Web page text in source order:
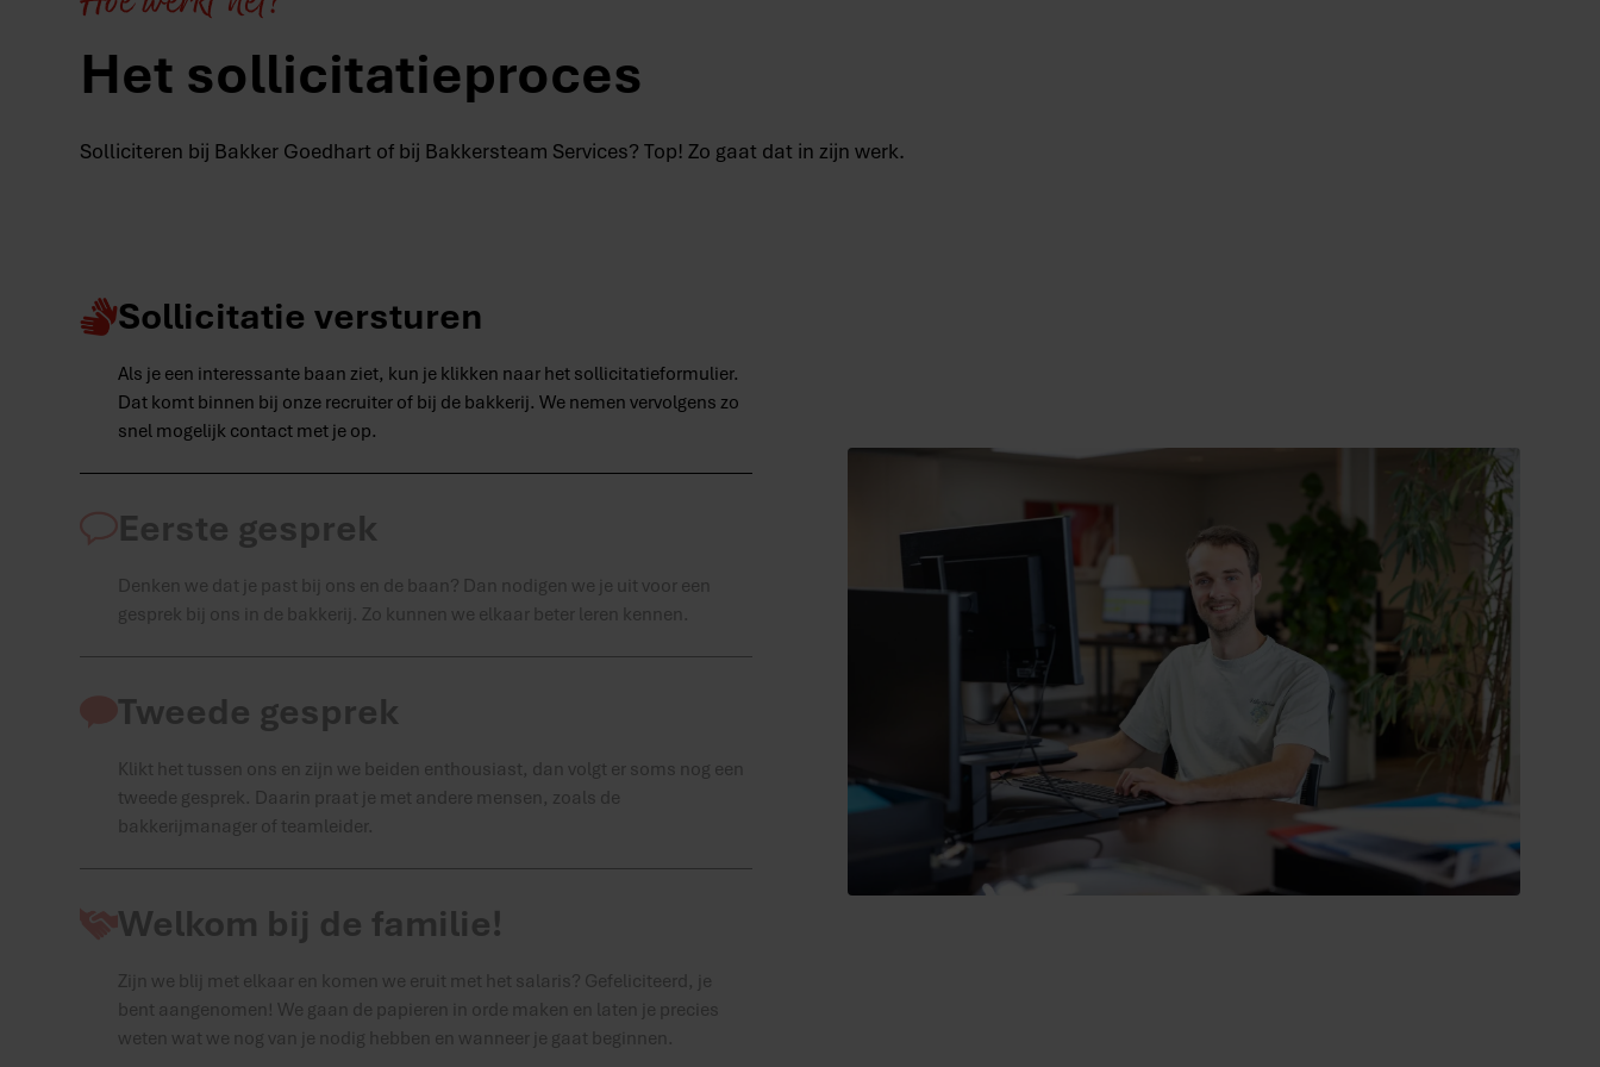
Het sollicitatieproces
Solliciteren bij Bakker Goedhart of bij Bakkersteam Services? Top! Zo gaat dat in zijn werk.
Sollicitatie versturen
Als je een interessante baan ziet, kun je klikken naar het sollicitatieformulier.
Dat komt binnen bij onze recruiter of bij de bakkerij. We nemen vervolgens zo
snel mogelijk contact met je op.
Eerste gesprek
Denken we dat je past bij ons en de baan? Dan nodigen we je uit voor een
gesprek bij ons in de bakkerij. Zo kunnen we elkaar beter leren kennen.
Tweede gesprek
Klikt het tussen ons en zijn we beiden enthousiast, dan volgt er soms nog een
tweede gesprek. Daarin praat je met andere mensen, zoals de
bakkerijmanager of teamleider.
Welkom bij de familie!
Zijn we blij met elkaar en komen we eruit met het salaris? Gefeliciteerd, je
bent aangenomen! We gaan de papieren in orde maken en laten je precies
weten wat we nog van je nodig hebben en wanneer je gaat beginnen.